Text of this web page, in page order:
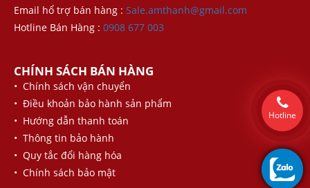
Email hổ trợ bán hàng : Sale.amthanh@gmail.com
Hotline Bán Hàng : 0908 677 003
CHÍNH SÁCH BÁN HÀNG
• Chính sách vận chuyển
• Điều khoản bảo hành sản phẩm
• Hướng dẫn thanh toán
• Thông tin bảo hành
• Quy tắc đổi hàng hóa
• Chính sách bảo mật
Hotline